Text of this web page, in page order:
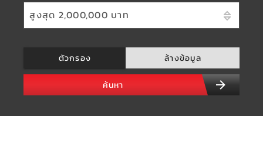
สูงสุด 2,000,000 บาท
ตัวกรอง ล้างข้อมูล
ค้นหา